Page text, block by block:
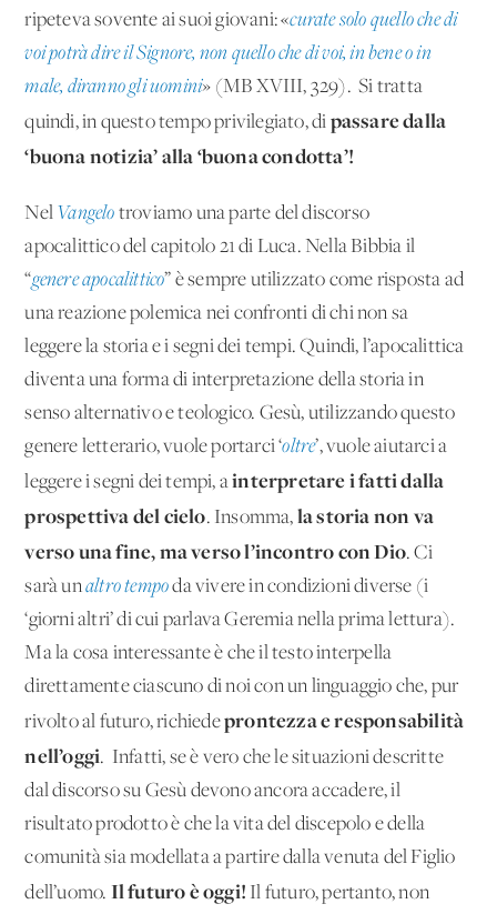
ripeteva sovente ai suoi giovani: «curate solo quello che di
voi potrà dire il Signore, non quello che di voi, in bene o in
male, diranno gli uomini» (MB XVIII, 329). Si tratta
quindi, in questo tempo privilegiato, di passare dalla
‘buona notizia’ alla ‘buona condotta’!
Nel Vangelo troviamo una parte del discorso
apocalittico del capitolo 21 di Luca. Nella Bibbia il
“genere apocalittico” è sempre utilizzato come risposta ad
una reazione polemica nei confronti di chi non sa
leggere la storia e i segni dei tempi. Quindi, l’apocalittica
diventa una forma di interpretazione della storia in
senso alternativo e teologico. Gesù, utilizzando questo
genere letterario, vuole portarci ‘oltre’, vuole aiutarci a
leggere i segni dei tempi, ainterpretare i fatti dalla
prospettiva del cielo. Insomma, la storia non va
verso una fine, ma verso l’incontro con Dio. Ci
sarà unaltro tempoda vivere in condizioni diverse (i
‘giorni altri’ di cui parlava Geremia nella prima lettura).
Ma la cosa interessante è che il testo interpella
direttamente ciascuno di noi con un linguaggio che, pur
rivolto al futuro, richiedeprontezza e responsabilità
nell’oggi. Infatti, se è vero che le situazioni descritte
dal discorso su Gesù devono ancora accadere, il
risultato prodotto è che la vita del discepolo e della
comunità sia modellata a partire dalla venuta del Figlio
dell’uomo. Il futuro è oggi! Il futuro, pertanto, non